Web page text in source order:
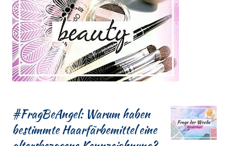
#FragBeAngel: Warum haben
bestimmte Haarfärbemittel eine